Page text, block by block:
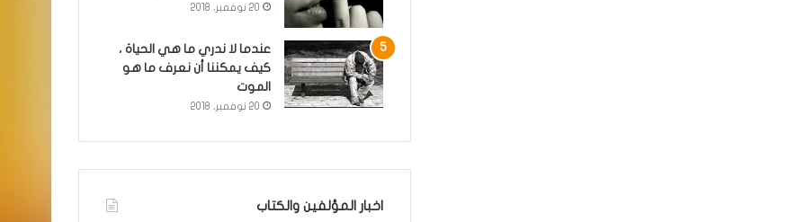
20 نوفمبر، 2018
عندما لا ندري ما هي الحياة ،
كيف يمكننا أن نعرف ما هو
الموت
20 نوفمبر، 2018
اخبار المؤلفين والكتاب